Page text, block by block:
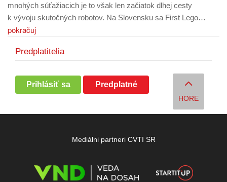
mnohých súťažiacich je to však len začiatok dlhej cesty
k vývoju skutočných robotov. Na Slovensku sa First Lego…
pokračuj
Predplatitelia
Prihlásiť sa Predplatné
HORE
Mediálni partneri CVTI SR